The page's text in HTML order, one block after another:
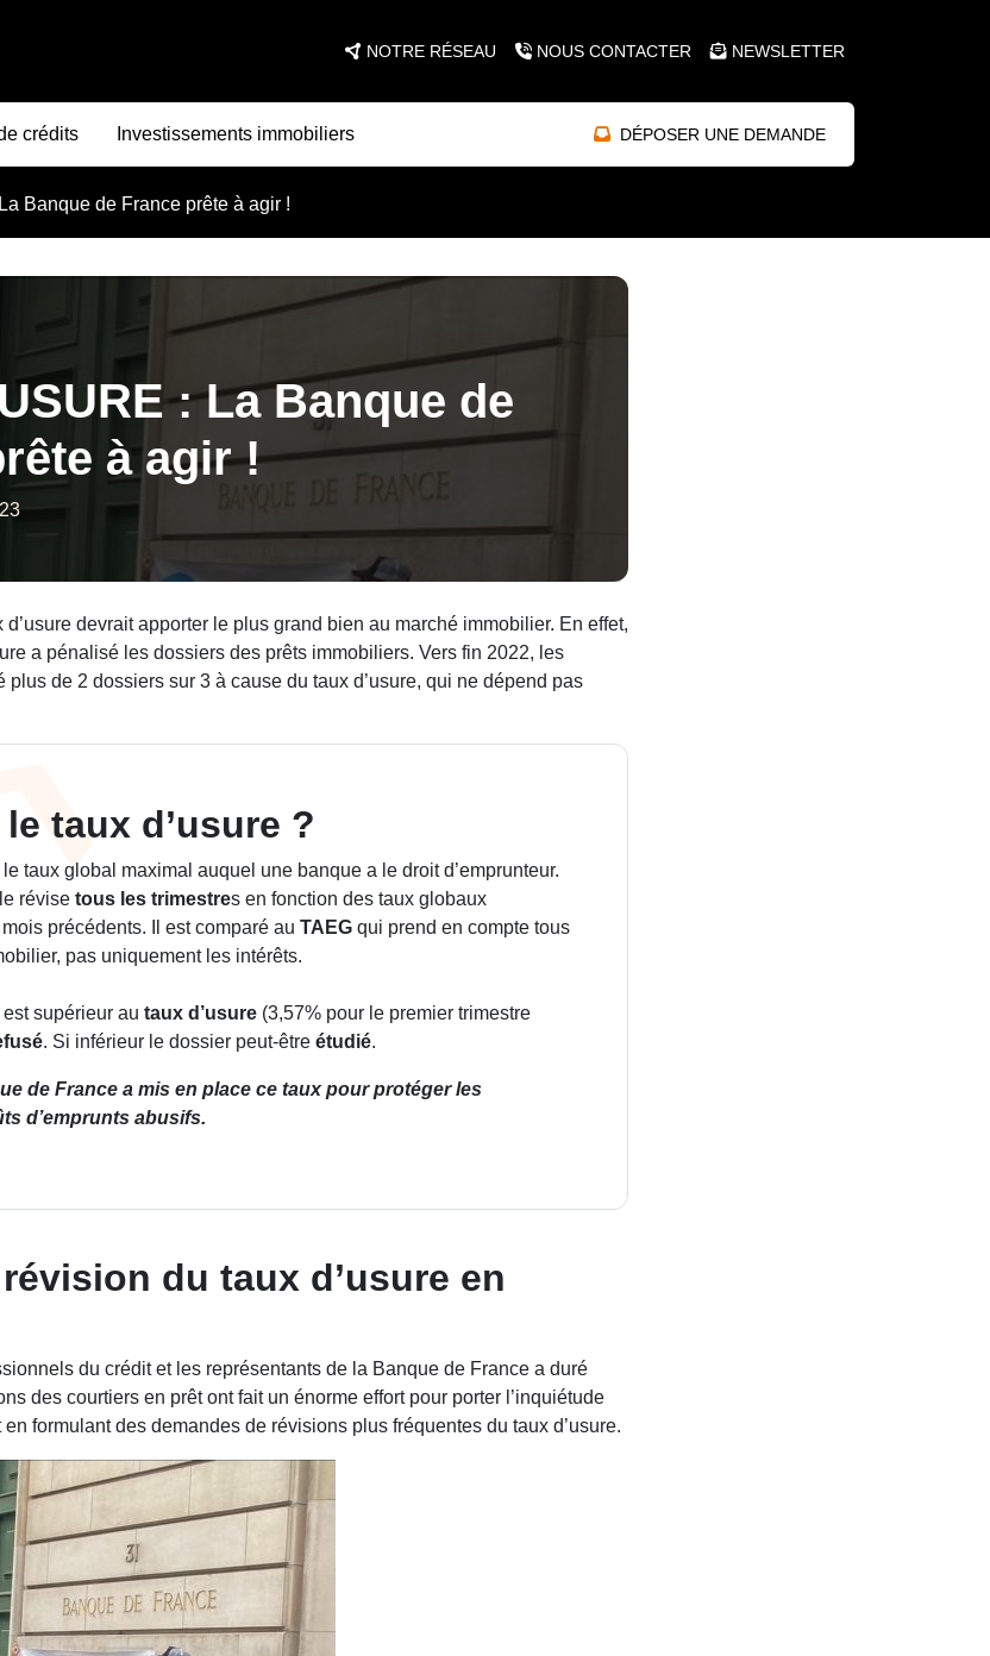
NOTRE RÉSEAU NOUS CONTACTER NEWSLETTER
crédits Investissements immobiliers DÉPOSER UNE DEMANDE
Banque de France prête à agir !
: La Banque de
à agir !
devrait apporter le plus grand bien au marché immobilier. En effet,
a pénalisé les dossiers des prêts immobiliers. Vers fin 2022, les
plus de 2 dossiers sur 3 à cause du taux d’usure, qui ne dépend pas
taux d’usure ?
le taux global maximal auquel une banque a le droit d’emprunteur.
révise tous les trimestres en fonction des taux globaux
précédents. Il est comparé au TAEG qui prend en compte tous
pas uniquement les intérêts.
supérieur au taux d’usure (3,57% pour le premier trimestre
. Si inférieur le dossier peut-être étudié.
de France a mis en place ce taux pour protéger les
d’emprunts abusifs.
du taux d’usure en
du crédit et les représentants de la Banque de France a duré
des courtiers en prêt ont fait un énorme effort pour porter l’inquiétude
formulant des demandes de révisions plus fréquentes du taux d’usure.